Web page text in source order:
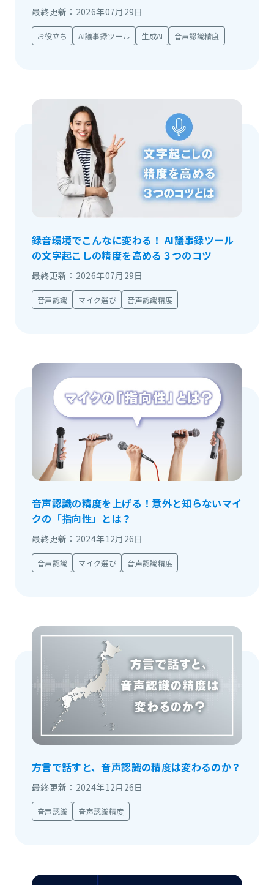
最終更新：2026年07月29日
お役立ち AI議事録ツール 生成AI 音声認識精度
録音環境でこんなに変わる！ AI議事録ツール
の文字起こしの精度を高める３つのコツ
最終更新：2026年07月29日
音声認識 マイク選び 音声認識精度
音声認識の精度を上げる！意外と知らないマイ
クの「指向性」とは？
最終更新：2024年12月26日
音声認識 マイク選び 音声認識精度
方言で話すと、音声認識の精度は変わるのか？
最終更新：2024年12月26日
音声認識 音声認識精度